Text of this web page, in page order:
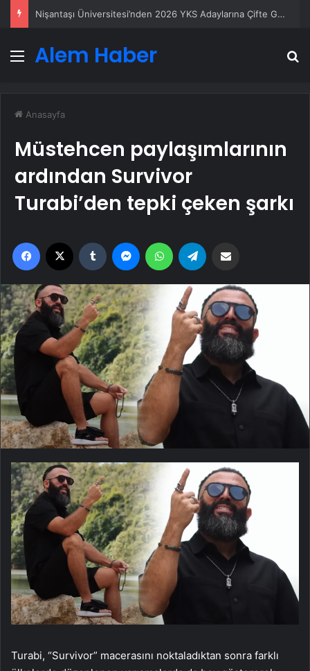
Metro İnternet Nedir ve Nasıl Seçilir
MenüAlem Haber
Anasayfa
Müstehcen paylaşımlarının
ardından Survivor
Turabi’den tepki çeken şarkı
Facebook Tumblr MessengerWhatsApp
Turabi, “Survivor” macerasını noktaladıktan sonra farklı